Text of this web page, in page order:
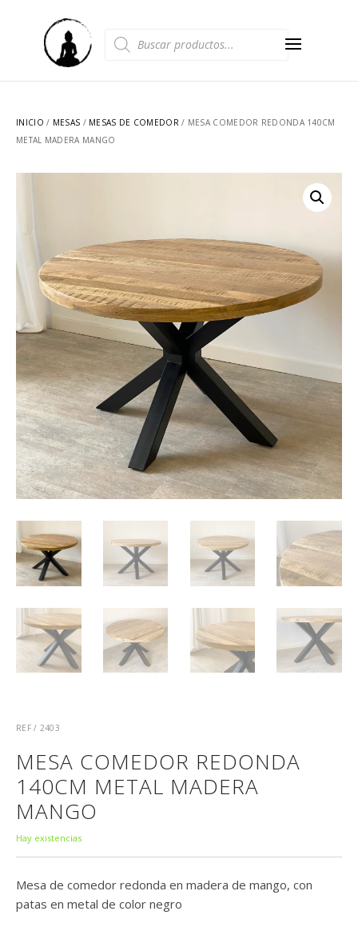
de
productos
INICIO / MESAS / MESAS DE COMEDOR / MESA COMEDOR REDONDA 140CM
METAL MADERA MANGO
REF / 2403
MESA COMEDOR REDONDA
140CM METAL MADERA
MANGO
Hay existencias
Mesa de comedor redonda en madera de mango, con
patas en metal de color negro